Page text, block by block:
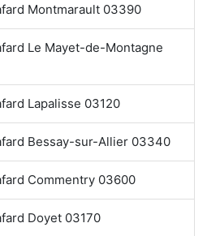
Montmarault 03390
Le Mayet-de-Montagne
Lapalisse 03120
Bessay-sur-Allier 03340
Commentry 03600
Doyet 03170